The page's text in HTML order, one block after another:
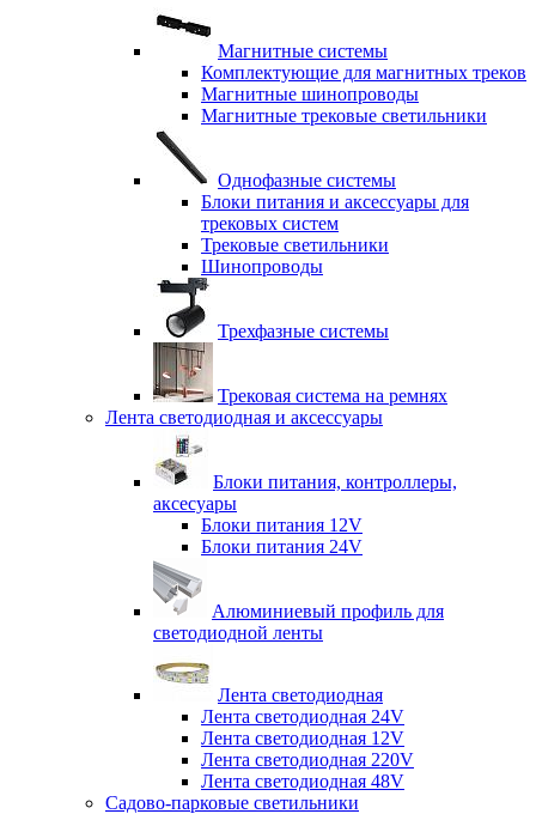
Магнитные системы
Комплектующие для магнитных треков
Магнитные шинопроводы
Магнитные трековые светильники
Однофазные системы
Блоки питания и аксессуары для
трековых систем
Трековые светильники
Шинопроводы
Трехфазные системы
Трековая система на ремнях
Лента светодиодная и аксессуары
Блоки питания, контроллеры,
аксесуары
Блоки питания 12V
Блоки питания 24V
Алюминиевый профиль для
светодиодной ленты
Лента светодиодная
Лента светодиодная 24V
Лента светодиодная 12V
Лента светодиодная 220V
Лента светодиодная 48V
Садово-парковые светильники